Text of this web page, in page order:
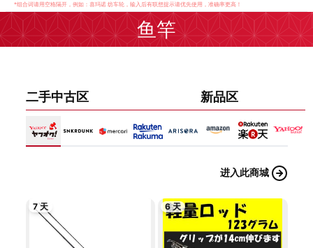
*组合词请用空格隔开，例如：喜玛诺 纺车轮，输入后有联想提示请优先使用，准确率更高！
鱼竿
二手中古区 新品区
进入此商城
7 天 6 天